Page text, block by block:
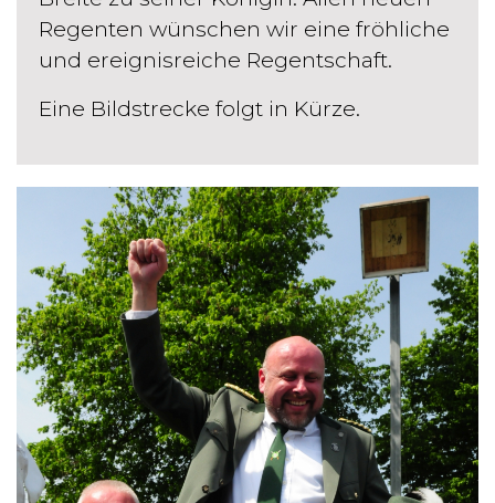
Regenten wünschen wir eine fröhliche
und ereignisreiche Regentschaft.
Eine Bildstrecke folgt in Kürze.